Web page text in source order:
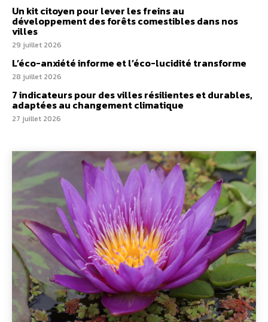
Un kit citoyen pour lever les freins au
développement des forêts comestibles dans nos
villes
29 juillet 2026
L’éco-anxiété informe et l’éco-lucidité transforme
28 juillet 2026
7 indicateurs pour des villes résilientes et durables,
adaptées au changement climatique
27 juillet 2026